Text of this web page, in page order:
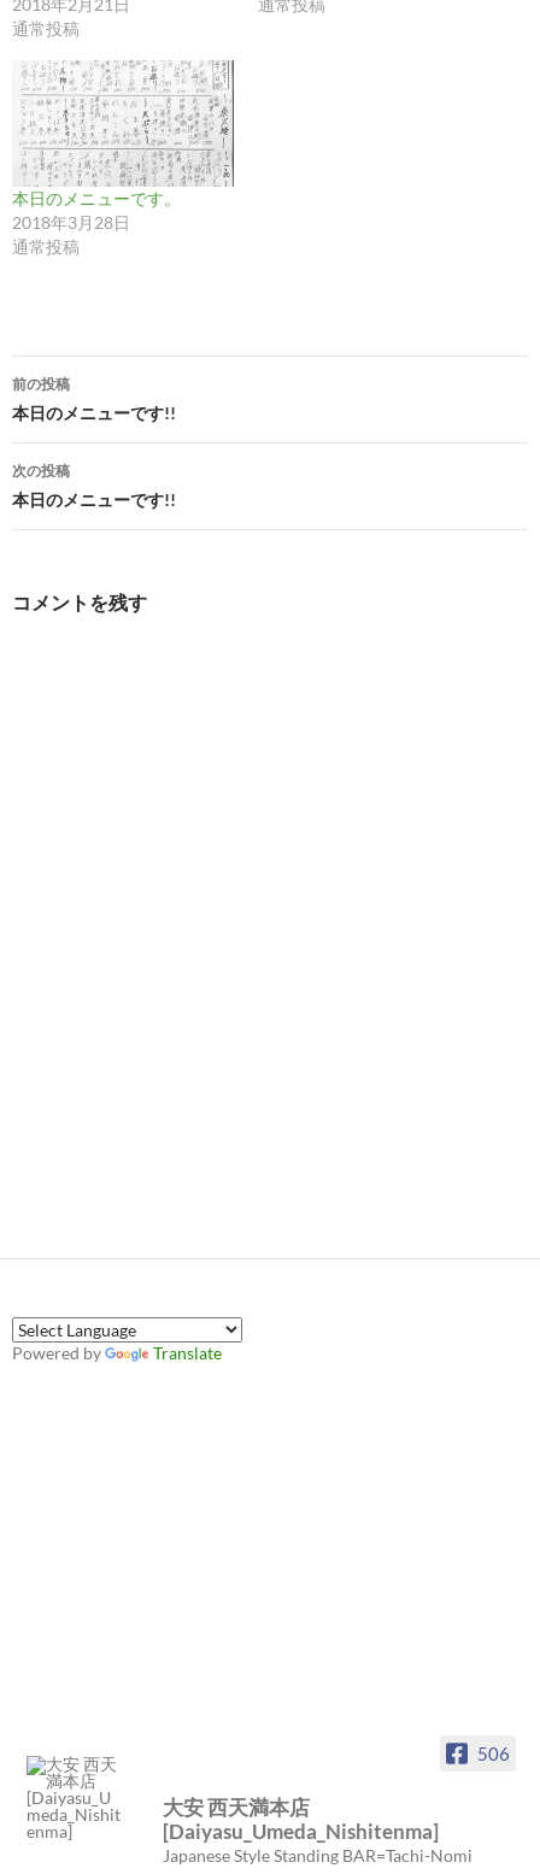
2018年2月21日
通常投稿
通常投稿
本日のメニューです。
2018年3月28日
通常投稿
投
稿
ナ
ビ
前の投稿
本日のメニューです!!
次の投稿
本日のメニューです!!
コメントを残す
Powered by Translate
506
大安 西天満本店
[Daiyasu_Umeda_Nishitenma]
Japanese Style Standing BAR=Tachi-Nomi